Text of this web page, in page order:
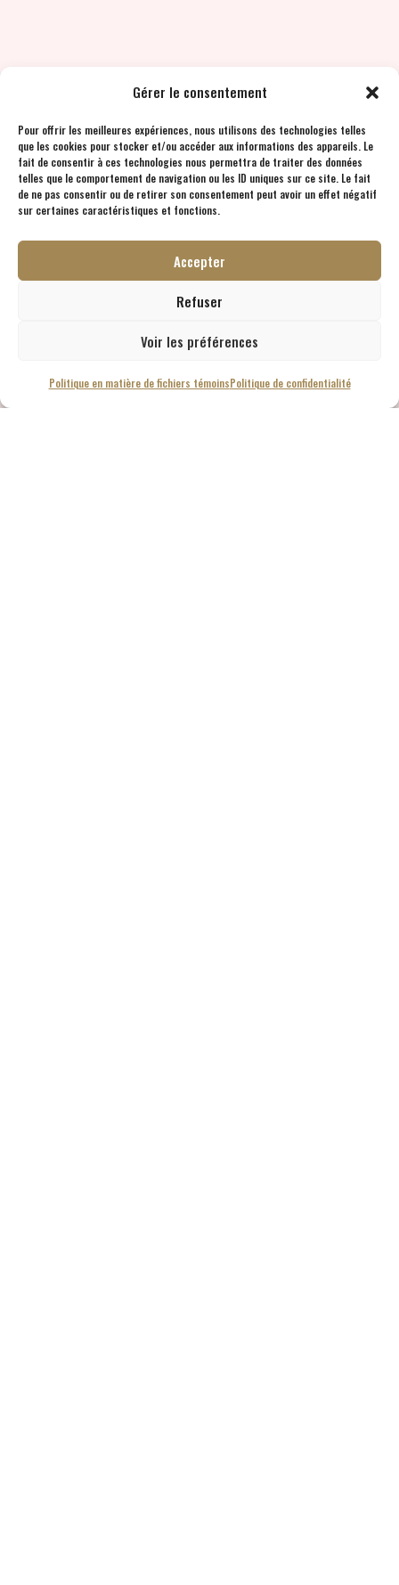
Gérer le consentement
Pour offrir les meilleures expériences, nous utilisons des technologies telles
que les cookies pour stocker et/ou accéder aux informations des appareils. Le
fait de consentir à ces technologies nous permettra de traiter des données
telles que le comportement de navigation ou les ID uniques sur ce site. Le fait
de ne pas consentir ou de retirer son consentement peut avoir un effet négatif
sur certaines caractéristiques et fonctions.
Accepter
Refuser
Voir les préférences
Politique en matière de fichiers témoinsPolitique de confidentialité